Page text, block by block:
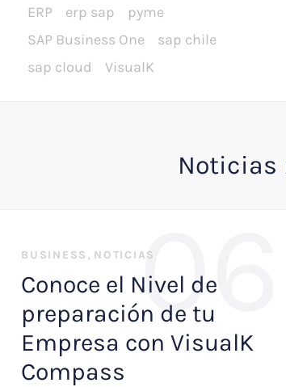
ERP
erp sap
pyme
SAP Business One
sap chile
sap cloud
VisualK
Noticias
06
BUSINESS , NOTICIAS
Conoce el Nivel de
preparación de tu
Empresa con VisualK
Compass